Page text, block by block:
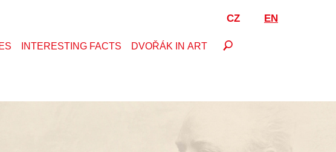
CZ EN
INTERESTING FACTS DVOŘÁK IN ART